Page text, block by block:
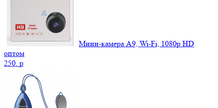
Мини-камера A9, Wi-Fi, 1080p HD
оптом
250. p